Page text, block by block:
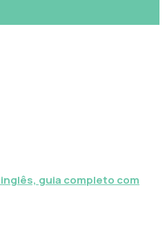
guia completo com